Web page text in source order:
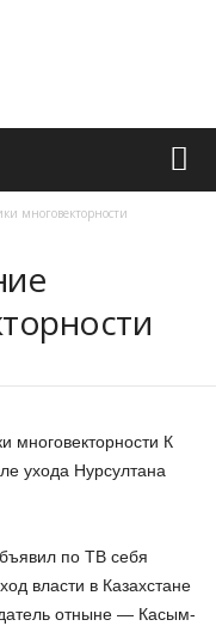
многовекторности
многовекторности К
ухода Нурсултана
по ТВ себя
власти в Казахстане
отныне — Касым-